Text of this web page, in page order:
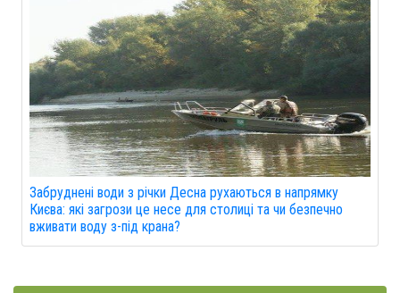
Забруднені води з річки Десна рухаються в напрямку
Києва: які загрози це несе для столиці та чи безпечно
вживати воду з-під крана?